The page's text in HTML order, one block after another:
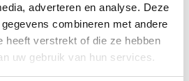
adverteren en analyse. Deze
combineren met andere
heeft verstrekt of die ze hebben
uw gebruik van hun services.
advies • Maatwerk •